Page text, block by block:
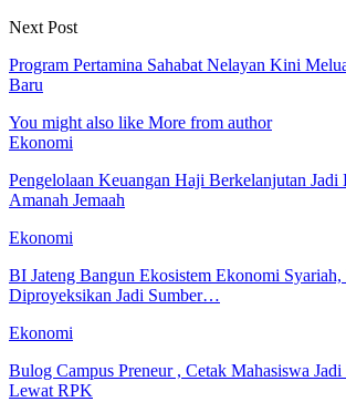
Next Post
Program Pertamina Sahabat Nelayan Kini
Baru
You might also like More from author
Ekonomi
Pengelolaan Keuangan Haji Berkelanjutan Jadi
Amanah Jemaah
Ekonomi
BI Jateng Bangun Ekosistem Ekonomi
Diproyeksikan Jadi Sumber…
Ekonomi
Bulog Campus Preneur , Cetak Mahasiswa Jadi
Lewat RPK